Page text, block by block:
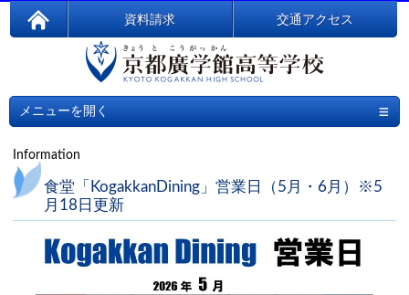
資料請求 交通アクセス
メニューを開く ≡
Information
食堂「KogakkanDining」営業日（5月・6月）※5
月18日更新